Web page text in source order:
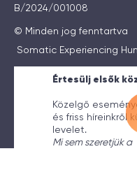
Értesülj elsők
Közelgő
és friss híreinkről
levelet.
Mi sem szeretjük a
B/2024/001008
© Minden jog fenntartva
Somatic Experiencing